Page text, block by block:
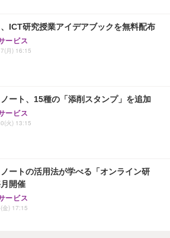
ICT研究授業アイデアブックを無料配布
ービス
月) 16:15
ート、15種の「添削スタンプ」を追加
ービス
火) 13:15
ートの活用法が学べる「オンライン研
開催
ービス
金) 17:15